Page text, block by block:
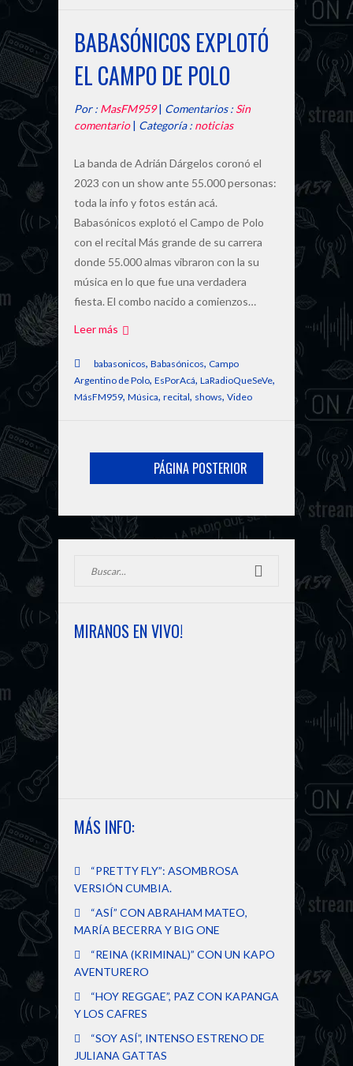
BABASÓNICOS EXPLOTÓ
EL CAMPO DE POLO
Por : MasFM959| Comentarios : Sin
comentario| Categoría : noticias
La banda de Adrián Dárgelos coronó el
2023 con un show ante 55.000 personas:
toda la info y fotos están acá.
Babasónicos explotó el Campo de Polo
con el recital Más grande de su carrera
donde 55.000 almas vibraron con la su
música en lo que fue una verdadera
fiesta. El combo nacido a comienzos…
Leer más
babasonicos, Babasónicos, Campo
Argentino de Polo, EsPorAcá, LaRadioQueSeVe,
MásFM959, Música, recital, shows, Video
PÁGINA POSTERIOR
MIRANOS EN VIVO!
MÁS INFO:
“PRETTY FLY”: ASOMBROSA
VERSIÓN CUMBIA.
“ASÍ” CON ABRAHAM MATEO,
MARÍA BECERRA Y BIG ONE
“REINA (KRIMINAL)” CON UN KAPO
AVENTURERO
“HOY REGGAE”, PAZ CON KAPANGA
Y LOS CAFRES
“SOY ASÍ”, INTENSO ESTRENO DE
JULIANA GATTAS